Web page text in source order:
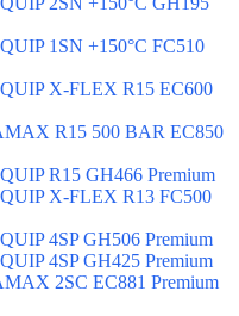
1SN +150°C FC510
X-FLEX R15 EC600
R15 500 BAR EC850
R15 GH466 Premium
X-FLEX R13 FC500
4SP GH506 Premium
4SP GH425 Premium
2SC EC881 Premium